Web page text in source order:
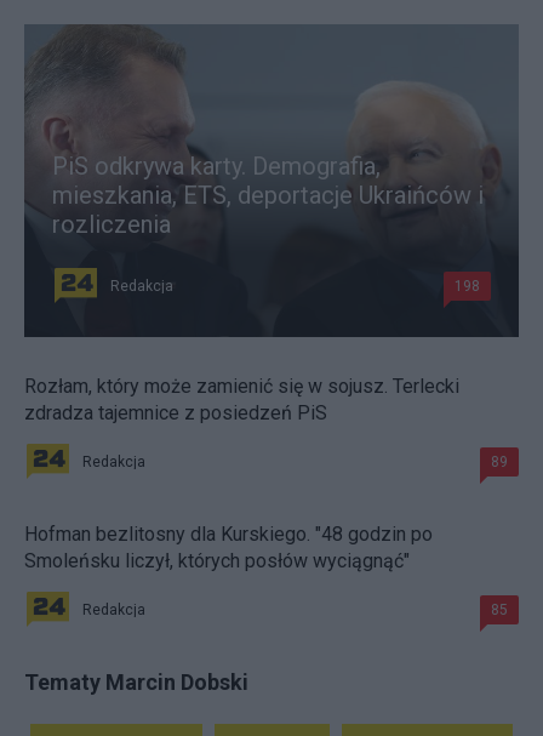
PiS odkrywa karty. Demografia,
mieszkania, ETS, deportacje Ukraińców i
rozliczenia
Redakcja 198
Rozłam, który może zamienić się w sojusz. Terlecki
zdradza tajemnice z posiedzeń PiS
Redakcja 89
Hofman bezlitosny dla Kurskiego. "48 godzin po
Smoleńsku liczył, których posłów wyciągnąć"
Redakcja 85
Tematy Marcin Dobski